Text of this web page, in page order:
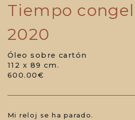
Tiempo
2020
Óleo sobre cartón
112 x 89 cm.
600.00€
Mi reloj se ha parado.